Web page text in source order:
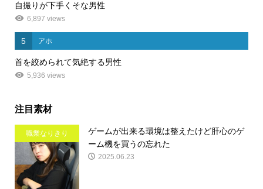
自撮りが下手くそな男性
6,897 views
5 アホ
首を絞められて気絶する男性
5,936 views
注目素材
職業なりきり
ゲームが出来る環境は整えたけど肝心のゲ
ーム機を買うの忘れた
2025.06.23